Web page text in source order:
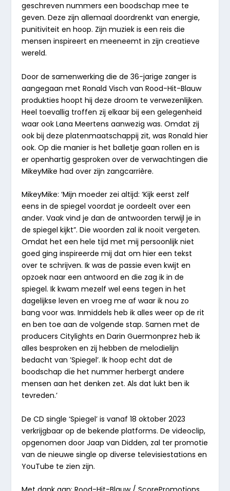
geschreven nummers een boodschap mee te
geven. Deze zijn allemaal doordrenkt van energie,
punitiviteit en hoop. Zijn muziek is een reis die
mensen inspireert en meeneemt in zijn creatieve
wereld.
Door de samenwerking die de 36-jarige zanger is
aangegaan met Ronald Visch van Rood-Hit-Blauw
produkties hoopt hij deze droom te verwezenlijken.
Heel toevallig troffen zij elkaar bij een gelegenheid
waar ook Lana Meertens aanwezig was. Omdat zij
ook bij deze platenmaatschappij zit, was Ronald hier
ook. Op die manier is het balletje gaan rollen en is
er openhartig gesproken over de verwachtingen die
MikeyMike had over zijn zangcarrière.
MikeyMike: ‘Mijn moeder zei altijd: ‘Kijk eerst zelf
eens in de spiegel voordat je oordeelt over een
ander. Vaak vind je dan de antwoorden terwijl je in
de spiegel kijkt”. Die woorden zal ik nooit vergeten.
Omdat het een hele tijd met mij persoonlijk niet
goed ging inspireerde mij dat om hier een tekst
over te schrijven. Ik was de passie even kwijt en
opzoek naar een antwoord en die zag ik in de
spiegel. Ik kwam mezelf wel eens tegen in het
dagelijkse leven en vroeg me af waar ik nou zo
bang voor was. Inmiddels heb ik alles weer op de rit
en ben toe aan de volgende stap. Samen met de
producers Citylights en Darin Guermonprez heb ik
alles besproken en zij hebben de melodielijn
bedacht van ’Spiegel’. Ik hoop echt dat de
boodschap die het nummer herbergt andere
mensen aan het denken zet. Als dat lukt ben ik
tevreden.’
De CD single ‘Spiegel’ is vanaf 18 oktober 2023
verkrijgbaar op de bekende platforms. De videoclip,
opgenomen door Jaap van Didden, zal ter promotie
van de nieuwe single op diverse televisiestations en
YouTube te zien zijn.